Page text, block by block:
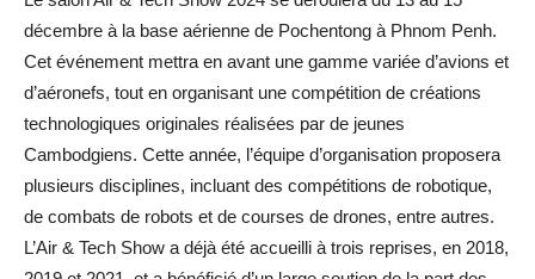
décembre à la base aérienne de Pochentong à Phnom Penh.
Cet événement mettra en avant une gamme variée d’avions et
d’aéronefs, tout en organisant une compétition de créations
technologiques originales réalisées par de jeunes
Cambodgiens. Cette année, l’équipe d’organisation proposera
plusieurs disciplines, incluant des compétitions de robotique,
de combats de robots et de courses de drones, entre autres.
L’Air & Tech Show a déjà été accueilli à trois reprises, en 2018,